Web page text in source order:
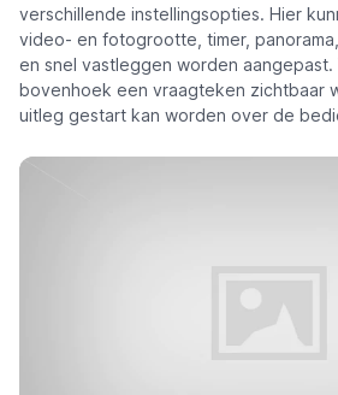
verschillende instellingsopties. Hier
video- en fotogrootte, timer,
en snel vastleggen worden
bovenhoek een vraagteken zichtbaar
uitleg gestart kan worden over de